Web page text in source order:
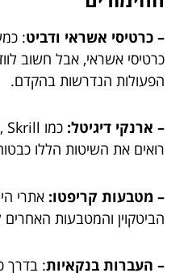
– כרטיסי אשראי ודביט:
כרטיסי אשראי, אבל חשוב
הפעולות הנדרשות בהקדם.
– ארנקי דיגיטל:
רואים את השיטות הללו
– מטבעות קריפטו: אתרי
הביטקוין והמטבעות האחרים
– העברות בנקאיות: בדרך